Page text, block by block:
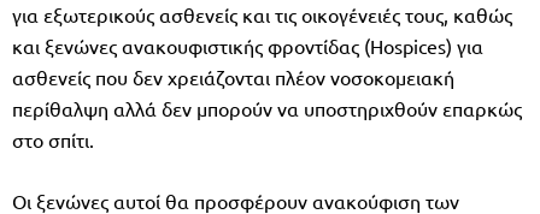
για εξωτερικούς ασθενείς και τις οικογένειές τους, καθώς
και ξενώνες ανακουφιστικής φροντίδας (Hospices) για
ασθενείς που δεν χρειάζονται πλέον νοσοκομειακή
περίθαλψη αλλά δεν μπορούν να υποστηριχθούν επαρκώς
στο σπίτι.
Οι ξενώνες αυτοί θα προσφέρουν ανακούφιση των